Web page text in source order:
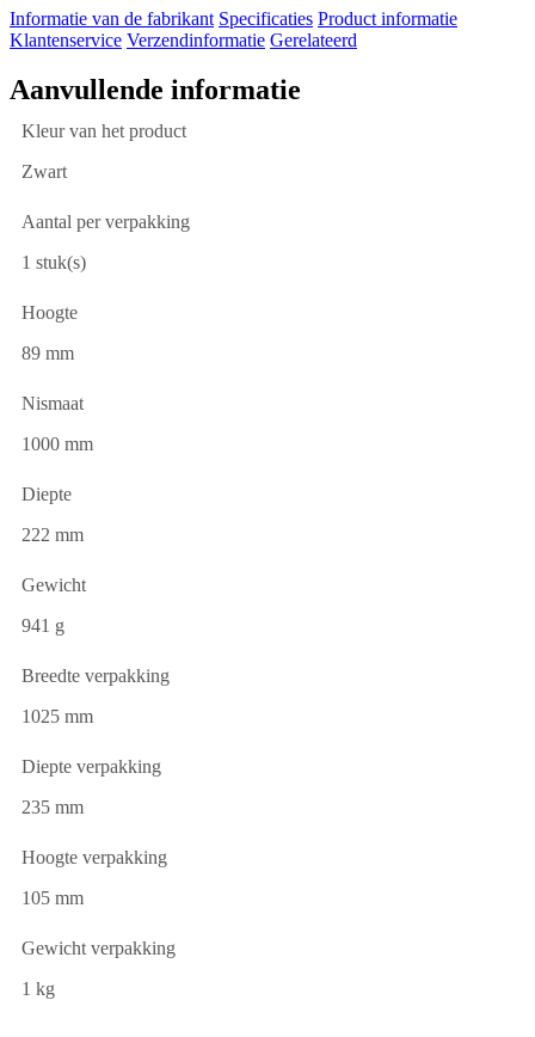
Informatie van de fabrikant Specificaties Product informatie
Klantenservice Verzendinformatie Gerelateerd
Aanvullende informatie
Kleur van het product
Zwart
Aantal per verpakking
1 stuk(s)
Hoogte
89 mm
Nismaat
1000 mm
Diepte
222 mm
Gewicht
941 g
Breedte verpakking
1025 mm
Diepte verpakking
235 mm
Hoogte verpakking
105 mm
Gewicht verpakking
1 kg